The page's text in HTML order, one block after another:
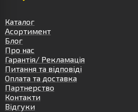
Каталог
Асортимент
Блог
Про нас
Гарантія/ Рекламація
Питання та відповіді
Оплата та доставка
Партнерство
Контакти
Відгуки